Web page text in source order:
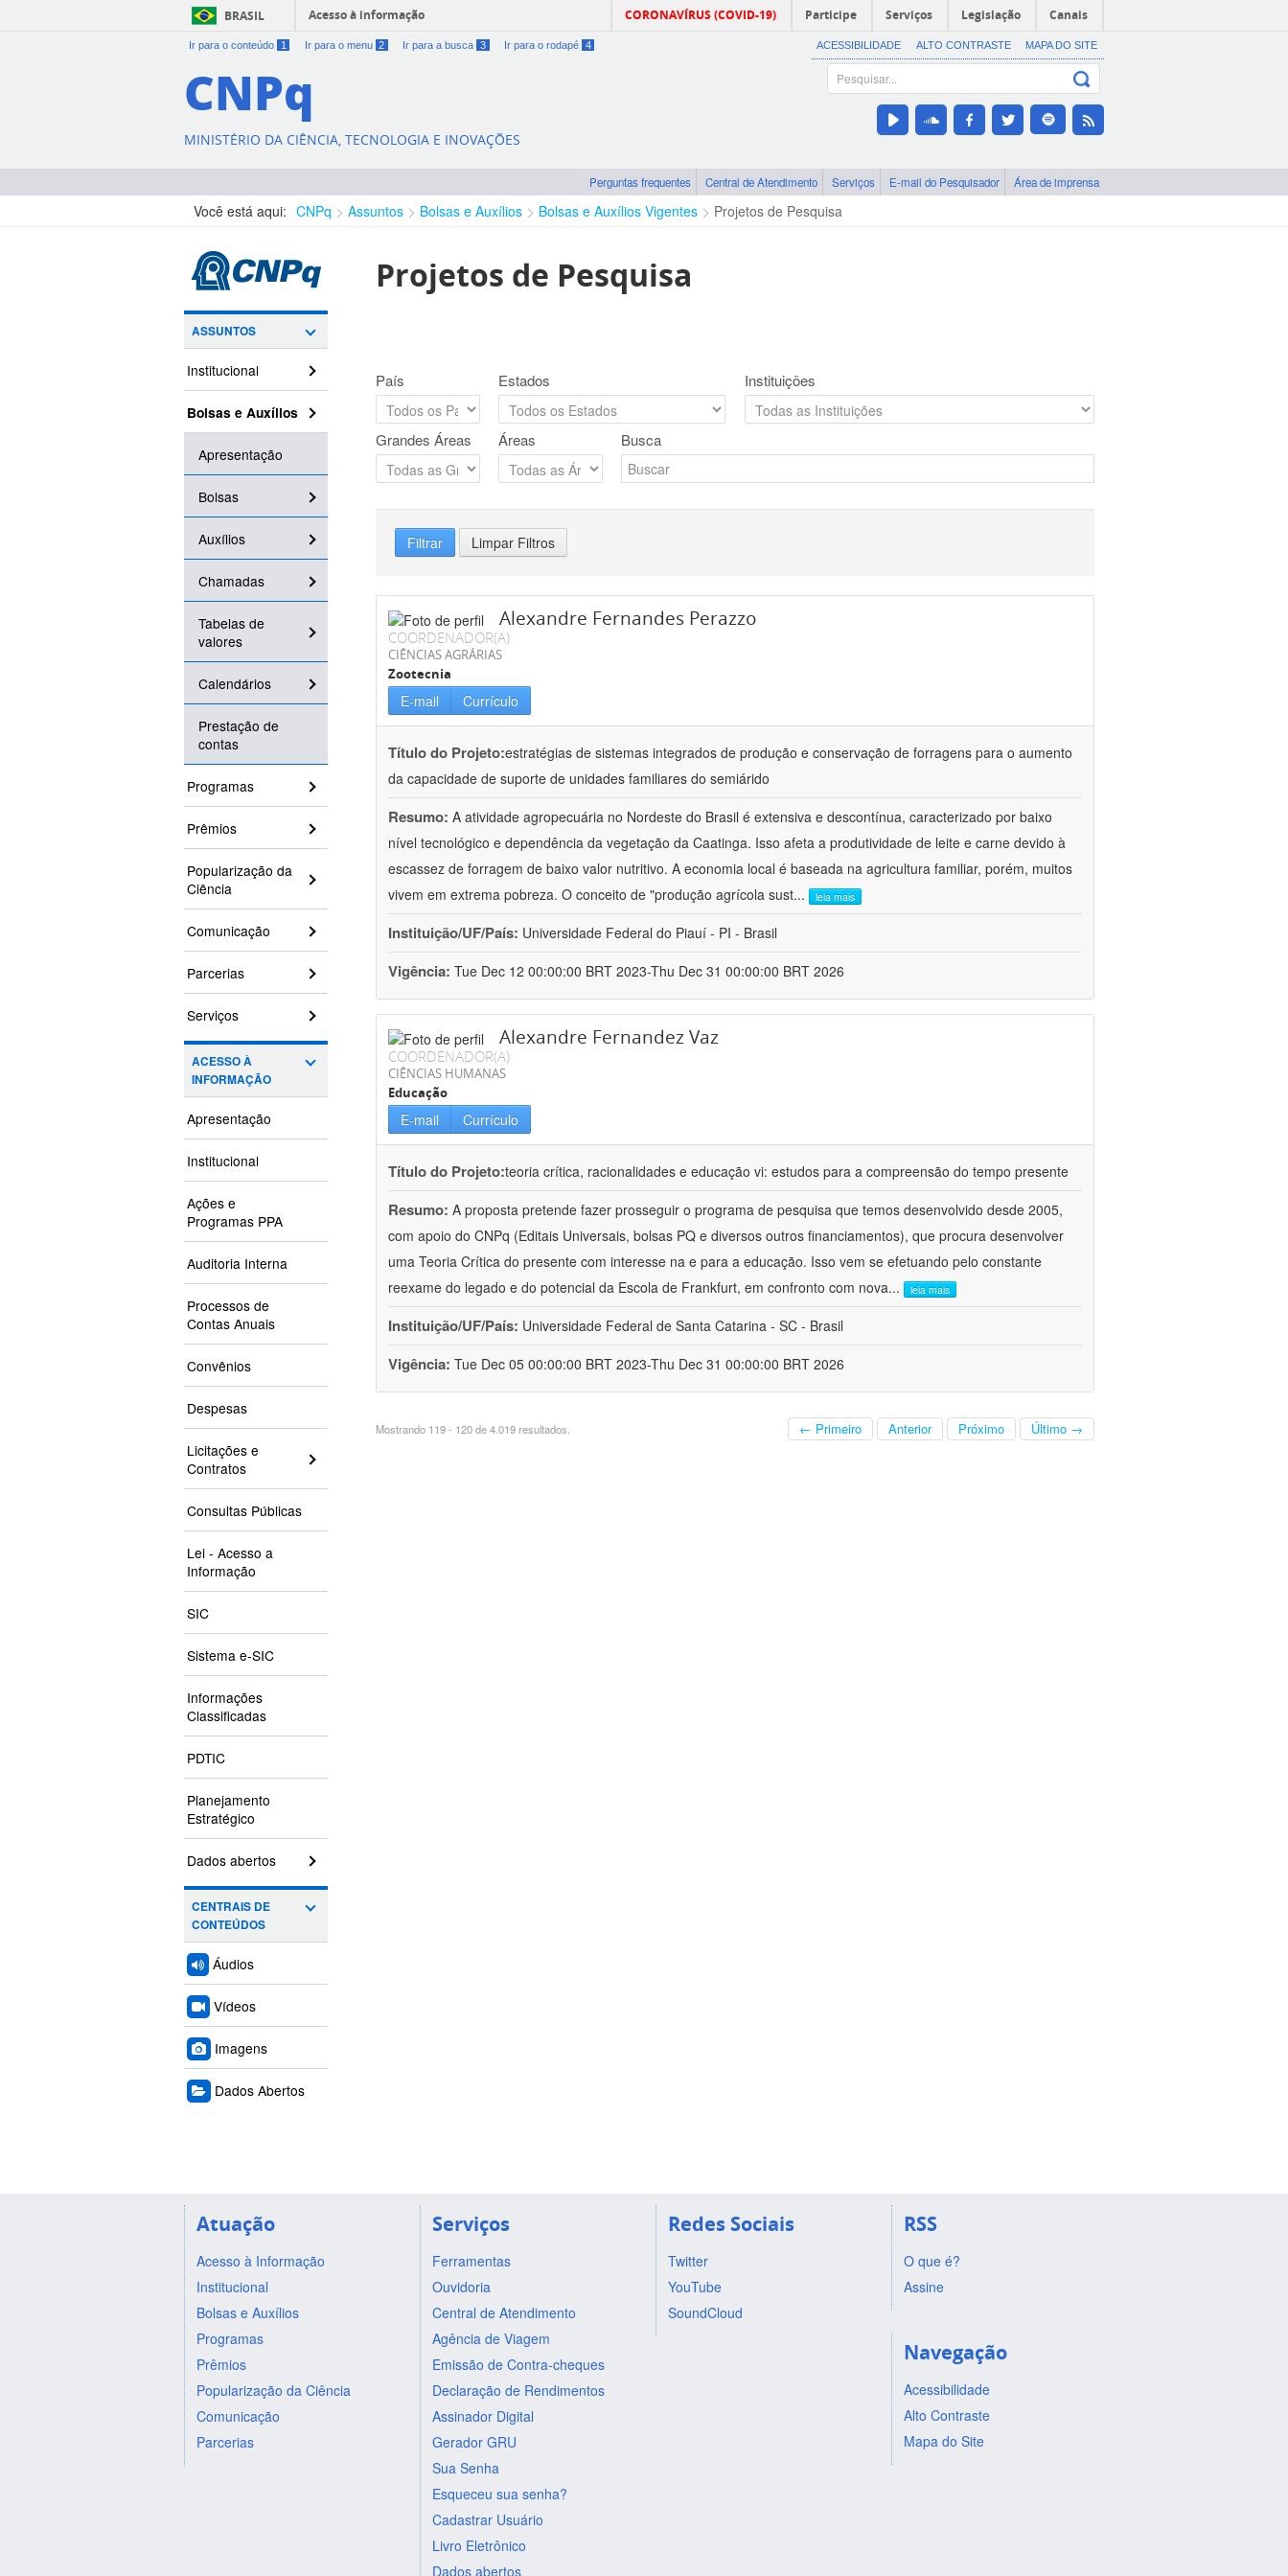
BRASIL Acesso à informação CORONAVÍRUS (COVID-19) Participe Serviços Legislação Canais
Ir para o conteúdo 1 Ir para o menu 2 Ir para a busca 3 Ir para o rodapé 4 ACESSIBILIDADE ALTO CONTRASTE MAPA DO SITE
CNPq
MINISTÉRIO DA CIÊNCIA, TECNOLOGIA E INOVAÇÕES
Perguntas frequentes Central de Atendimento Serviços E-mail do Pesquisador Área de imprensa
Você está aqui: CNPq Assuntos Bolsas e Auxílios Bolsas e Auxílios Vigentes Projetos de Pesquisa
ASSUNTOS
Institucional
Bolsas e Auxílios
Apresentação
Bolsas
Auxílios
Chamadas
Tabelas de
valores
Calendários
Prestação de
contas
Programas
Prêmios
Popularização da
Ciência
Comunicação
Parcerias
Serviços
ACESSO À
INFORMAÇÃO
Apresentação
Institucional
Ações e
Programas PPA
Auditoria Interna
Processos de
Contas Anuais
Convênios
Despesas
Licitações e
Contratos
Consultas Públicas
Lei - Acesso a
Informação
SIC
Sistema e-SIC
Informações
Classificadas
PDTIC
Planejamento
Estratégico
Dados abertos
CENTRAIS DE
CONTEÚDOS
Áudios
Vídeos
Imagens
Dados Abertos
Projetos de Pesquisa
País Estados Instituições
Grandes Áreas Áreas Busca
Filtrar Limpar Filtros
Alexandre Fernandes Perazzo
COORDENADOR(A)
CIÊNCIAS AGRÁRIAS
Zootecnia
E-mail Currículo
Título do Projeto:estratégias de sistemas integrados de produção e conservação de forragens para o aumento
da capacidade de suporte de unidades familiares do semiárido
Resumo: A atividade agropecuária no Nordeste do Brasil é extensiva e descontínua, caracterizado por baixo
nível tecnológico e dependência da vegetação da Caatinga. Isso afeta a produtividade de leite e carne devido à
escassez de forragem de baixo valor nutritivo. A economia local é baseada na agricultura familiar, porém, muitos
vivem em extrema pobreza. O conceito de "produção agrícola sust... leia mais
Instituição/UF/País: Universidade Federal do Piauí - PI - Brasil
Vigência: Tue Dec 12 00:00:00 BRT 2023-Thu Dec 31 00:00:00 BRT 2026
Alexandre Fernandez Vaz
COORDENADOR(A)
CIÊNCIAS HUMANAS
Educação
E-mail Currículo
Título do Projeto:teoria crítica, racionalidades e educação vi: estudos para a compreensão do tempo presente
Resumo: A proposta pretende fazer prosseguir o programa de pesquisa que temos desenvolvido desde 2005,
com apoio do CNPq (Editais Universais, bolsas PQ e diversos outros financiamentos), que procura desenvolver
uma Teoria Crítica do presente com interesse na e para a educação. Isso vem se efetuando pelo constante
reexame do legado e do potencial da Escola de Frankfurt, em confronto com nova... leia mais
Instituição/UF/País: Universidade Federal de Santa Catarina - SC - Brasil
Vigência: Tue Dec 05 00:00:00 BRT 2023-Thu Dec 31 00:00:00 BRT 2026
Mostrando 119 - 120 de 4.019 resultados. ← Primeiro Anterior Próximo Último →
Atuação
Acesso à Informação
Institucional
Bolsas e Auxílios
Programas
Prêmios
Popularização da Ciência
Comunicação
Parcerias
Serviços
Ferramentas
Ouvidoria
Central de Atendimento
Agência de Viagem
Emissão de Contra-cheques
Declaração de Rendimentos
Assinador Digital
Gerador GRU
Sua Senha
Esqueceu sua senha?
Cadastrar Usuário
Livro Eletrônico
Dados abertos
Redes Sociais
Twitter
YouTube
SoundCloud
RSS
O que é?
Assine
Navegação
Acessibilidade
Alto Contraste
Mapa do Site